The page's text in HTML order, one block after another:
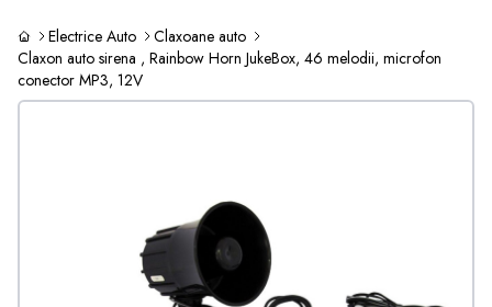
Electrice Auto
Claxoane auto
Claxon auto sirena , Rainbow Horn JukeBox, 46 melodii, microfon
conector MP3, 12V